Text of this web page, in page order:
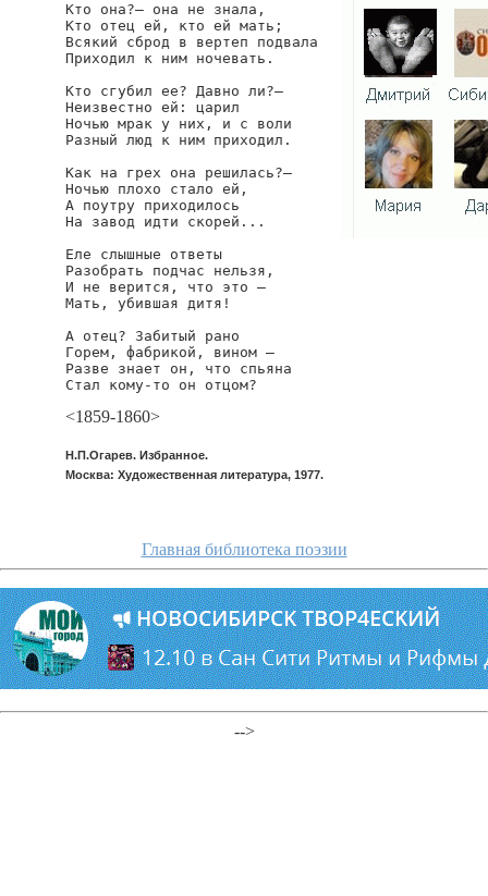
Кто она?— она не знала,
Кто отец ей, кто ей мать;
Всякий сброд в вертеп подвала
Приходил к ним ночевать.
Кто сгубил ее? Давно ли?—
Неизвестно ей: царил
Ночью мрак у них, и с воли
Разный люд к ним приходил.
Как на грех она решилась?—
Ночью плохо стало ей,
А поутру приходилось
На завод идти скорей...
Еле слышные ответы
Разобрать подчас нельзя,
И не верится, что это —
Мать, убившая дитя!
А отец? Забитый рано
Горем, фабрикой, вином —
Разве знает он, что спьяна
Стал кому-то он отцом?
<1859-1860>
Н.П.Огарев. Избранное.
Москва: Художественная литература, 1977.
Главная библиотека поэзии
-->